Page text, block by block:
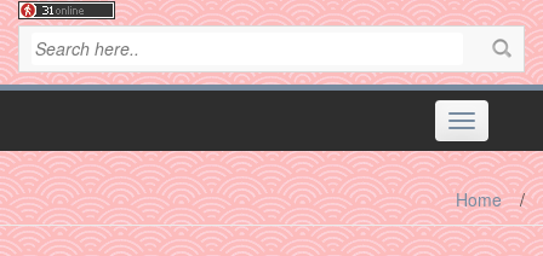
Toggle
navigation
Home /